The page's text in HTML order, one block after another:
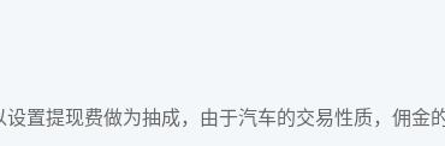
置提现费做为抽成，由于汽车的交易性质，佣金